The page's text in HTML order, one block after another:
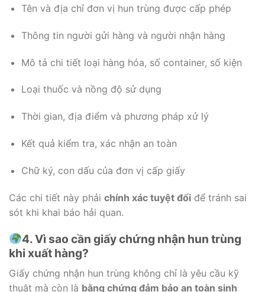
Tên và địa chỉ đơn vị hun trùng được cấp phép
Thông tin người gửi hàng và người nhận hàng
Mô tả chi tiết loại hàng hóa, số container, số kiện
Loại thuốc và nồng độ sử dụng
Thời gian, địa điểm và phương pháp xử lý
Kết quả kiểm tra, xác nhận an toàn
Chữ ký, con dấu của đơn vị cấp giấy
Các chi tiết này phải chính xác tuyệt đối để tránh sai
sót khi khai báo hải quan.
4. Vì sao cần giấy chứng nhận hun trùng
khi xuất hàng?
Giấy chứng nhận hun trùng không chỉ là yêu cầu kỹ
thuật mà còn là bằng chứng đảm bảo an toàn sinh